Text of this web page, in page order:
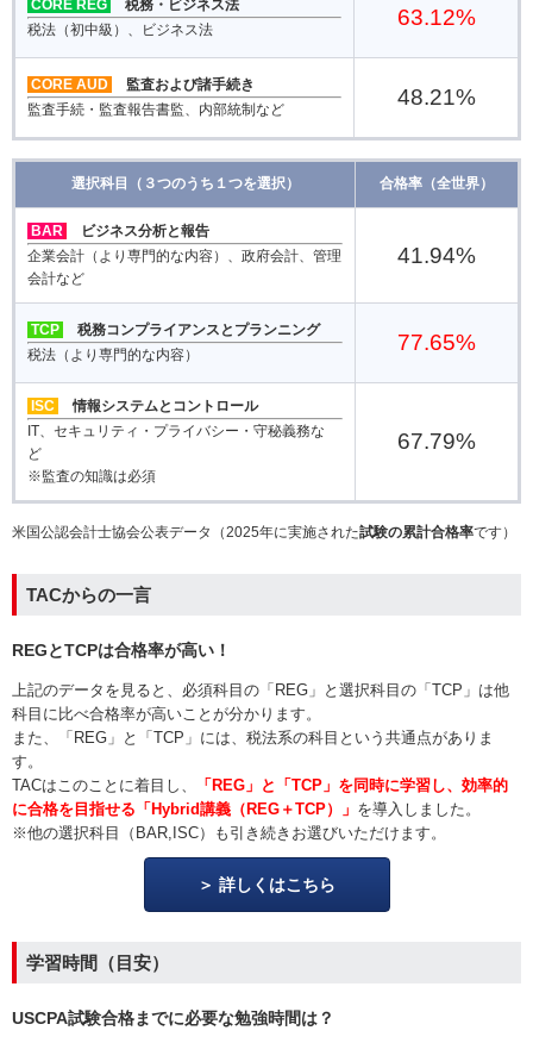
CORE REG
税務・ビジネス法
税法（初中級）、ビジネス法
63.12%
CORE AUD
監査および諸手続き
監査手続・監査報告書監、内部統制など
48.21%
選択科目（３つのうち１つを選択） 合格率（全世界）
BAR
ビジネス分析と報告
企業会計（より専門的な内容）、政府会計、管理
会計など
41.94%
TCP
税務コンプライアンスとプランニング
税法（より専門的な内容）
77.65%
ISC
情報システムとコントロール
IT、セキュリティ・プライバシー・守秘義務な
ど
※監査の知識は必須
67.79%
米国公認会計士協会公表データ（2025年に実施された試験の累計合格率です）
TACからの一言
REGとTCPは合格率が高い！
上記のデータを見ると、必須科目の「REG」と選択科目の「TCP」は他
科目に比べ合格率が高いことが分かります。
また、「REG」と「TCP」には、税法系の科目という共通点がありま
す。
TACはこのことに着目し、
「REG」と「TCP」を同時に学習し、効率的
に合格を目指せる 「Hybrid講義（REG＋TCP）」 を導入しました。
※他の選択科目（BAR,ISC）も引き続きお選びいただけます。
詳しくはこちら
学習時間（目安）
USCPA試験合格までに必要な勉強時間は？